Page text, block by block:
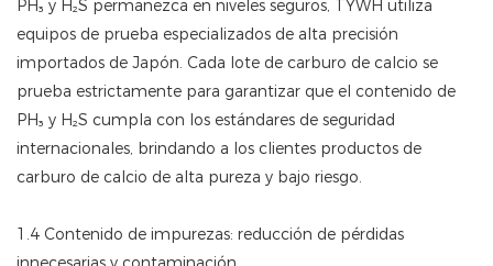
PH₃ y H₂S permanezca en niveles seguros, TYWH utiliza
equipos de prueba especializados de alta precisión
importados de Japón. Cada lote de carburo de calcio se
prueba estrictamente para garantizar que el contenido de
PH₃ y H₂S cumpla con los estándares de seguridad
internacionales, brindando a los clientes productos de
carburo de calcio de alta pureza y bajo riesgo.
1.4 Contenido de impurezas: reducción de pérdidas